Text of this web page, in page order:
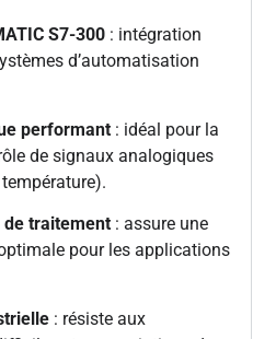
S7-300 : intégration
d’automatisation
performant : idéal pour la
de signaux analogiques
de traitement : assure une
pour les applications
: résiste aux